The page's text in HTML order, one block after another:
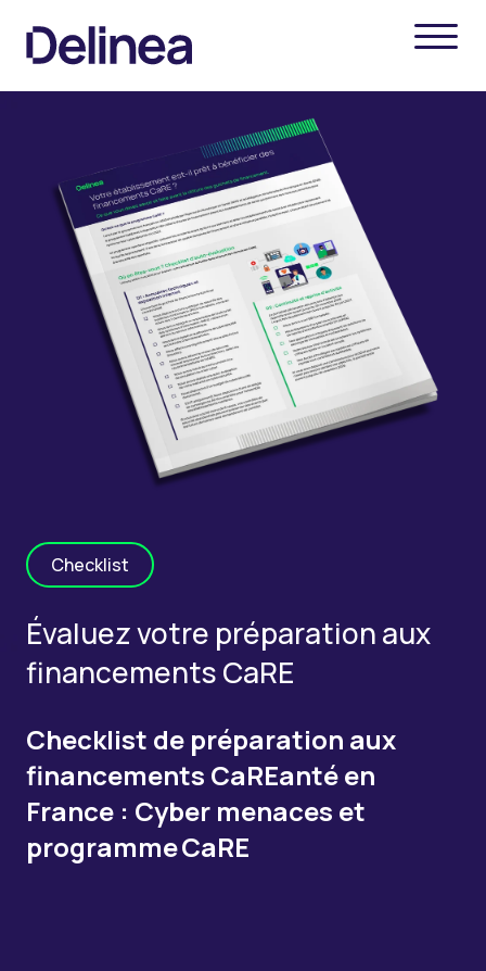
Checklist
Évaluez votre préparation aux
financements CaRE
Checklist de préparation aux
financements CaREanté en
France : Cyber menaces et
programme CaRE